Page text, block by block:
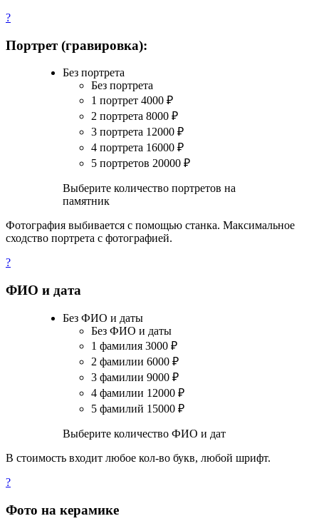
?
Портрет (гравировка):
Без портрета
Без портрета
1 портрет 4000 ₽
2 портрета 8000 ₽
3 портрета 12000 ₽
4 портрета 16000 ₽
5 портретов 20000 ₽
Выберите количество портретов на
памятник
Фотография выбивается с помощью станка. Максимальное
сходство портрета с фотографией.
?
ФИО и дата
Без ФИО и даты
Без ФИО и даты
1 фамилия 3000 ₽
2 фамилии 6000 ₽
3 фамилии 9000 ₽
4 фамилии 12000 ₽
5 фамилий 15000 ₽
Выберите количество ФИО и дат
В стоимость входит любое кол-во букв, любой шрифт.
?
Фото на керамике